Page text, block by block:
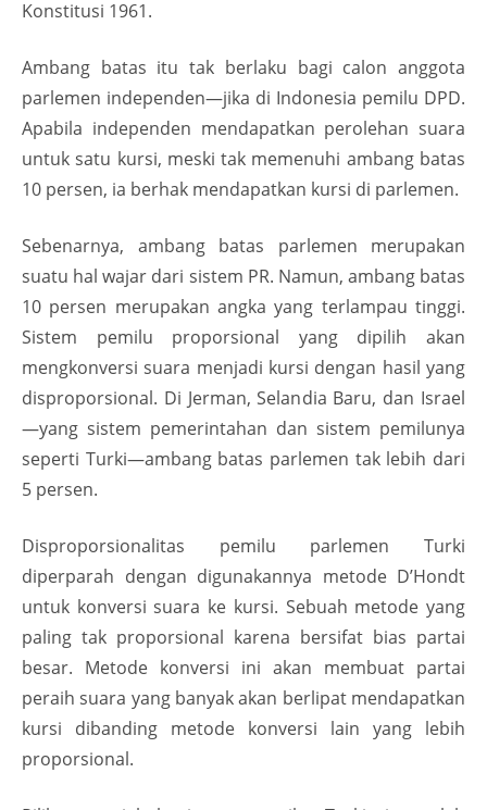
Konstitusi 1961.
Ambang batas itu tak berlaku bagi calon anggota
parlemen independen—jika di Indonesia pemilu DPD.
Apabila independen mendapatkan perolehan suara
untuk satu kursi, meski tak memenuhi ambang batas
10 persen, ia berhak mendapatkan kursi di parlemen.
Sebenarnya, ambang batas parlemen merupakan
suatu hal wajar dari sistem PR. Namun, ambang batas
10 persen merupakan angka yang terlampau tinggi.
Sistem pemilu proporsional yang dipilih akan
mengkonversi suara menjadi kursi dengan hasil yang
disproporsional. Di Jerman, Selandia Baru, dan Israel
—yang sistem pemerintahan dan sistem pemilunya
seperti Turki—ambang batas parlemen tak lebih dari
5 persen.
Disproporsionalitas pemilu parlemen Turki
diperparah dengan digunakannya metode D’Hondt
untuk konversi suara ke kursi. Sebuah metode yang
paling tak proporsional karena bersifat bias partai
besar. Metode konversi ini akan membuat partai
peraih suara yang banyak akan berlipat mendapatkan
kursi dibanding metode konversi lain yang lebih
proporsional.